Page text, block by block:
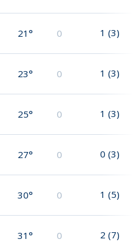
21° 0 1 (3)
23° 0 1 (3)
25° 0 1 (3)
27° 0 0 (3)
30° 0 1 (5)
31° 0 2 (7)